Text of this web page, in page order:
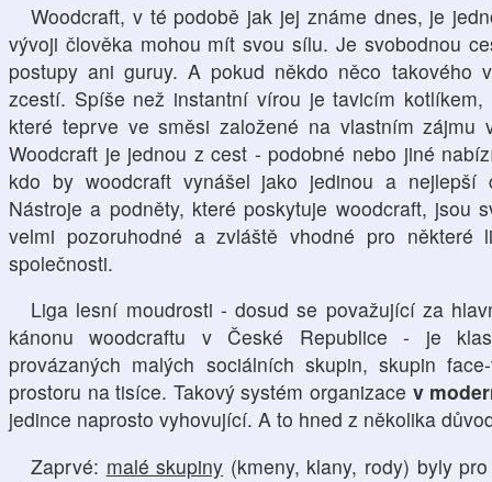
Woodcraft, v té podobě jak jej známe dnes, je
vývoji člověka mohou mít svou sílu. Je svobodnou
postupy ani guruy. A pokud někdo něco takového
zcestí. Spíše než instantní vírou je tavicím kotlíkem,
které teprve ve směsi založené na vlastním zájmu
Woodcraft je jednou z cest - podobné nebo jiné
kdo by woodcraft vynášel jako jedinou a nejlepší
Nástroje a podněty, které poskytuje woodcraft, jsou
velmi pozoruhodné a zvláště vhodné pro
společnosti.
Liga lesní moudrosti - dosud se považující za
kánonu woodcraftu v České Republice - je
provázaných malých sociálních skupin, skupin
prostoru na tisíce. Takový systém organizace v
jedince naprosto vyhovující. A to hned z několika
Zaprvé: malé skupiny (kmeny, klany, rody) byly